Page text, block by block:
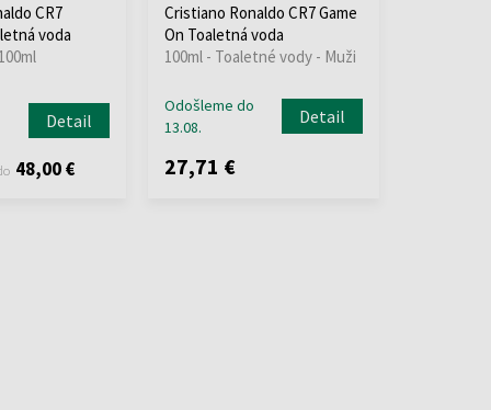
CR7
voda
Detail
48,00 €
Cristiano Ronaldo CR7 Game
On Toaletná voda
100ml - Toaletné vody - Muži
Odošleme do
13.08.
Detail
27,71 €